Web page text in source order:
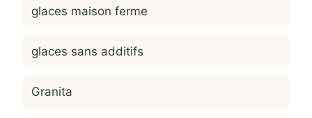
glaces maison ferme
glaces sans additifs
Granita